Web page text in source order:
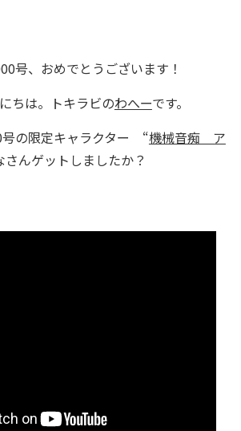
号、おめでとうございます！
ちは。トキラビのわへーです。
の限定キャラクター “機械音痴 ア
さんゲットしましたか？